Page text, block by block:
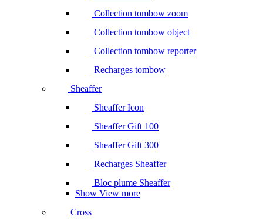
Collection tombow zoom
Collection tombow object
Collection tombow reporter
Recharges tombow
Sheaffer
Sheaffer Icon
Sheaffer Gift 100
Sheaffer Gift 300
Recharges Sheaffer
Bloc plume Sheaffer
Show View more
Cross